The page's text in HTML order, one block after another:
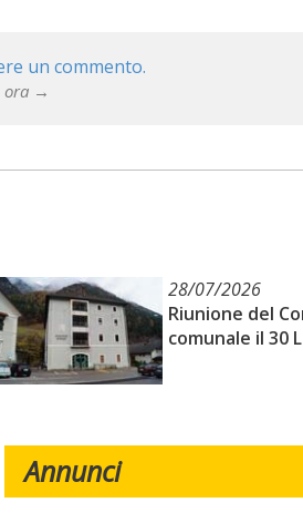
un commento.
ora →
28/07/2026
Riunione del
comunale il 30
Annunci